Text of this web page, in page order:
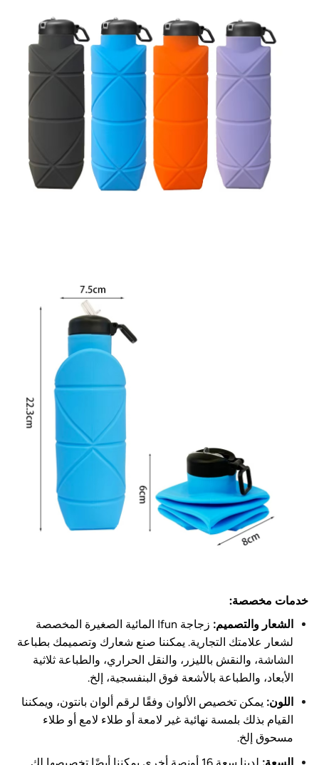
خدمات مخصصة:
الشعار والتصميم:
زجاجة Ifun المائية الصغيرة المخصصة
لشعار علامتك التجارية. يمكننا صنع شعارك وتصميمك بطباعة
الشاشة، والنقش بالليزر، والنقل الحراري، والطباعة ثلاثية
الأبعاد، والطباعة بالأشعة فوق البنفسجية، إلخ.
اللون: يمكن تخصيص الألوان وفقًا لرقم ألوان بانتون، ويمكننا
القيام بذلك بلمسة نهائية غير لامعة أو طلاء لامع أو طلاء
مسحوق إلخ.